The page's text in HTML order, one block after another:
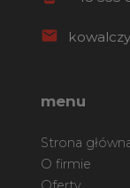
menu
Strona
O firmie